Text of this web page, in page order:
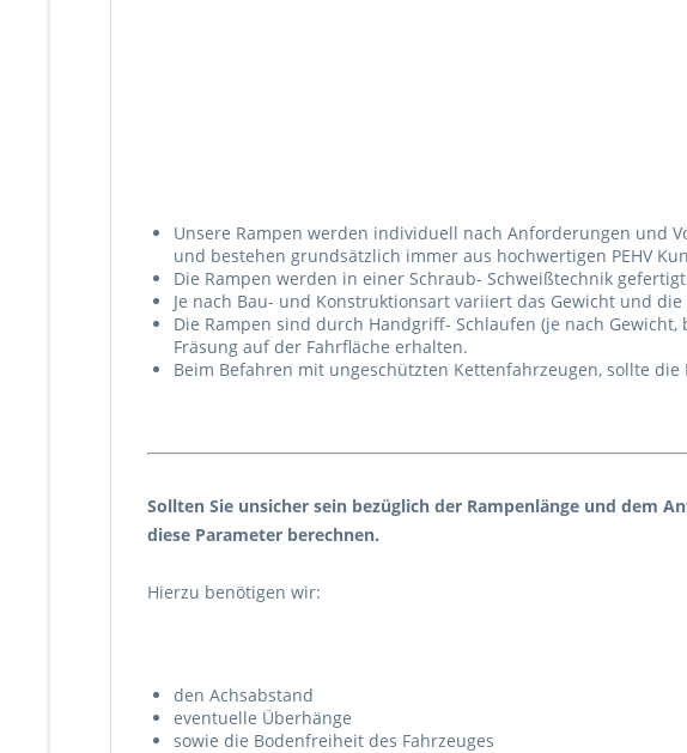
Unsere Rampen werden individuell nach Anforderungen und
und bestehen grundsätzlich immer aus hochwertigen PEHV
Die Rampen werden in einer Schraub- Schweißtechnik
Je nach Bau- und Konstruktionsart variiert das Gewicht und die
Die Rampen sind durch Handgriff- Schlaufen (je nach
Fräsung auf der Fahrfläche erhalten.
Beim Befahren mit ungeschützten Kettenfahrzeugen, sollte
Sollten Sie unsicher sein bezüglich der Rampenlänge und dem
diese Parameter berechnen.
Hierzu benötigen wir:
den Achsabstand
eventuelle Überhänge
sowie die Bodenfreiheit des Fahrzeuges